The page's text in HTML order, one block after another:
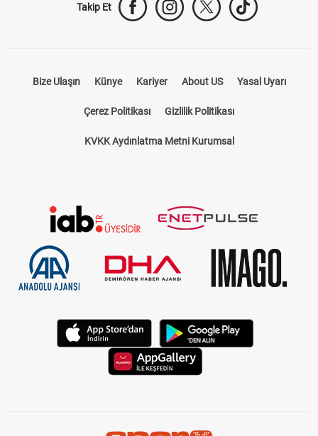
Takip Et
Bize Ulaşın Künye Kariyer About US Yasal Uyarı
Çerez Politikası Gizlilik Politikası
KVKK Aydınlatma Metni Kurumsal